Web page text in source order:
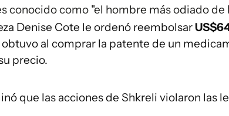
conocido como "el hombre más odiado de
Denise Cote le ordenó reembolsarUS$
al comprar la patente de un
precio.
que las acciones de Shkreli violaron las